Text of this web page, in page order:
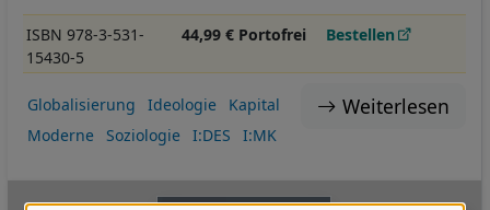
ISBN 978-3-531-
15430-5
44,99 € Portofrei Bestellen
Weiterlesen
Globalisierung Ideologie
Kapital
Moderne
Soziologie I:DES I:MK